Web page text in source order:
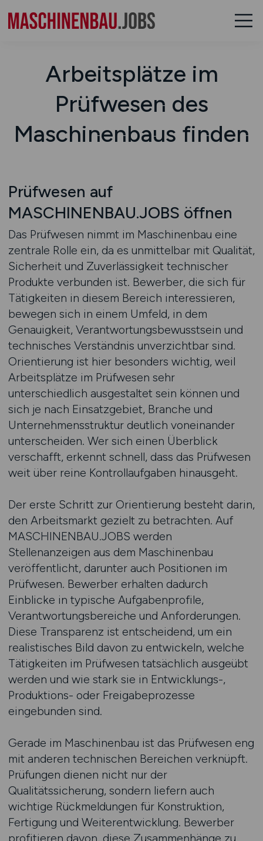
Arbeitsplätze im
Prüfwesen des
Maschinenbaus finden
Prüfwesen auf
MASCHINENBAU.JOBS öffnen
Das Prüfwesen nimmt im Maschinenbau eine
zentrale Rolle ein, da es unmittelbar mit Qualität,
Sicherheit und Zuverlässigkeit technischer
Produkte verbunden ist. Bewerber, die sich für
Tätigkeiten in diesem Bereich interessieren,
bewegen sich in einem Umfeld, in dem
Genauigkeit, Verantwortungsbewusstsein und
technisches Verständnis unverzichtbar sind.
Orientierung ist hier besonders wichtig, weil
Arbeitsplätze im Prüfwesen sehr
unterschiedlich ausgestaltet sein können und
sich je nach Einsatzgebiet, Branche und
Unternehmensstruktur deutlich voneinander
unterscheiden. Wer sich einen Überblick
verschafft, erkennt schnell, dass das Prüfwesen
weit über reine Kontrollaufgaben hinausgeht.
Der erste Schritt zur Orientierung besteht darin,
den Arbeitsmarkt gezielt zu betrachten. Auf
MASCHINENBAU.JOBS werden
Stellenanzeigen aus dem Maschinenbau
veröffentlicht, darunter auch Positionen im
Prüfwesen. Bewerber erhalten dadurch
Einblicke in typische Aufgabenprofile,
Verantwortungsbereiche und Anforderungen.
Diese Transparenz ist entscheidend, um ein
realistisches Bild davon zu entwickeln, welche
Tätigkeiten im Prüfwesen tatsächlich ausgeübt
werden und wie stark sie in Entwicklungs-,
Produktions- oder Freigabeprozesse
eingebunden sind.
Gerade im Maschinenbau ist das Prüfwesen eng
mit anderen technischen Bereichen verknüpft.
Prüfungen dienen nicht nur der
Qualitätssicherung, sondern liefern auch
wichtige Rückmeldungen für Konstruktion,
Fertigung und Weiterentwicklung. Bewerber
profitieren davon, diese Zusammenhänge zu